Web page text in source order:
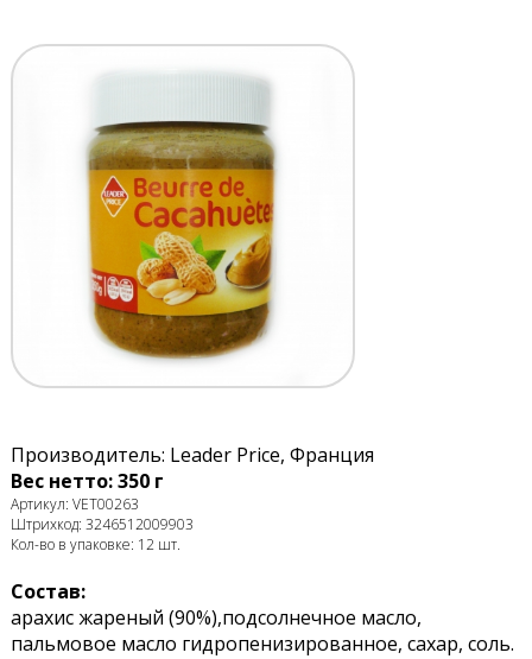
Производитель: Leader Price, Франция
Вес нетто: 350 г
Артикул: VET00263
Штрихкод: 3246512009903
Кол-во в упаковке: 12 шт.
Состав:
арахис жареный (90%),подсолнечное масло,
пальмовое масло гидропенизированное, сахар, соль.